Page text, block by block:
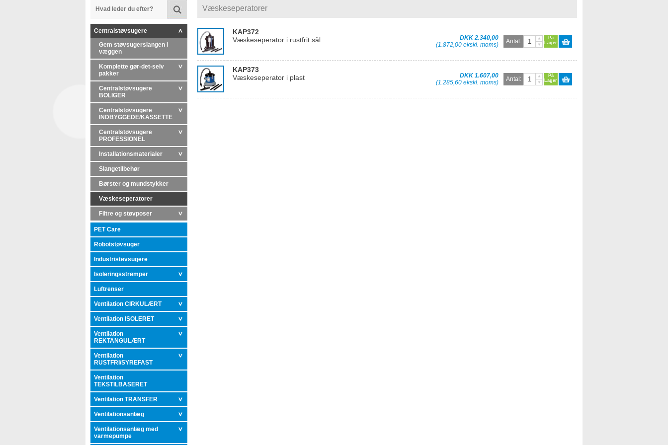
Centralstøvsugere
Gem støvsugerslangen i
væggen
Komplette gør-det-selv
pakker
Centralstøvsugere
BOLIGER
Centralstøvsugere
INDBYGGEDE/KASSETTE
Centralstøvsugere
PROFESSIONEL
Installationsmaterialer
Slangetilbehør
Børster og mundstykker
Væskeseperatorer
Filtre og støvposer
PET Care
Robotstøvsuger
Industristøvsugere
Isoleringsstrømper
Luftrenser
Ventilation CIRKULÆRT
Ventilation ISOLERET
Ventilation
REKTANGULÆRT
Ventilation
RUSTFRI/SYREFAST
Ventilation
TEKSTILBASERET
Ventilation TRANSFER
Ventilationsanlæg
Ventilationsanlæg med
varmepumpe
Væskeseperatorer
KAP372
Væskeseperator i rustfrit sål
DKK 2.340,00
(1.872,00 ekskl. moms)
Antal:
På
Lager
KAP373
Væskeseperator i plast
DKK 1.607,00
(1.285,60 ekskl. moms)
Antal:
På
Lager